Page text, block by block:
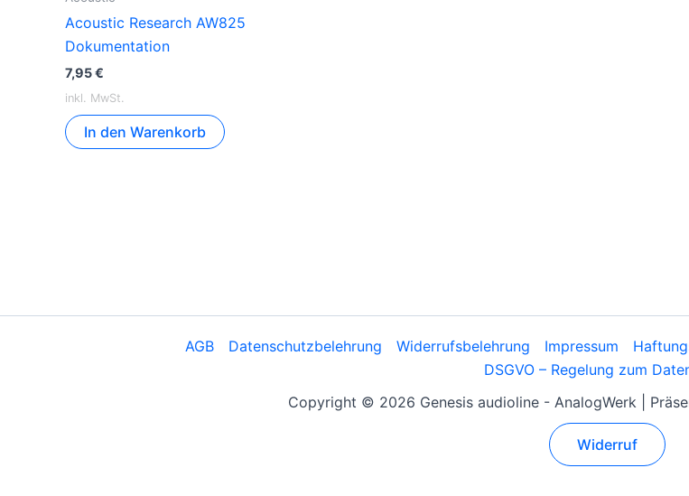
Acoustic Research AW825
Dokumentation
7,95€
inkl. MwSt.
In den Warenkorb
AGB Datenschutzbelehrung Widerrufsbelehrung Impressum
DSGVO – Regelung zum
Copyright © 2026 Genesis audioline - AnalogWerk |
Widerruf